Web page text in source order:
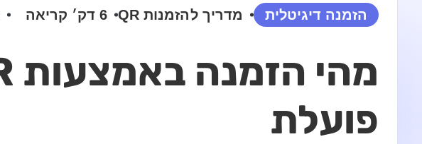
הזמנה דיגיטלית מדריך להזמנות QR 6 דק׳ קריאה
פועלת